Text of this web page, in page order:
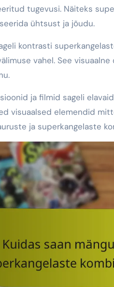
tugevusi. Näiteks
ühtsust ja jõudu.
kontrasti
vahel. See
ja filmid sageli
visuaalsed elemendid
ja superkangelaste